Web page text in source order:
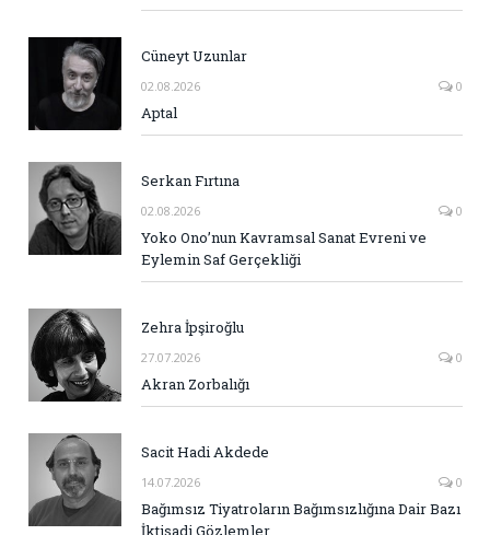
Cüneyt Uzunlar
02.08.2026 0
Aptal
Serkan Fırtına
02.08.2026 0
Yoko Ono’nun Kavramsal Sanat Evreni ve
Eylemin Saf Gerçekliği
Zehra İpşiroğlu
27.07.2026 0
Akran Zorbalığı
Sacit Hadi Akdede
14.07.2026 0
Bağımsız Tiyatroların Bağımsızlığına Dair Bazı
İktisadi Gözlemler